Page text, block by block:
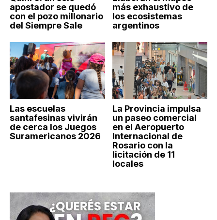
apostador se quedó
con el pozo millonario
del Siempre Sale
más exhaustivo de
los ecosistemas
argentinos
Las escuelas
santafesinas vivirán
de cerca los Juegos
Suramericanos 2026
La Provincia impulsa
un paseo comercial
en el Aeropuerto
Internacional de
Rosario con la
licitación de 11
locales